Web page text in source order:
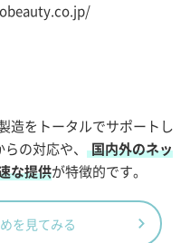
造をトータルでサポートし
の対応や、
国内外のネッ
な提供が特徴的です。
を見てみる